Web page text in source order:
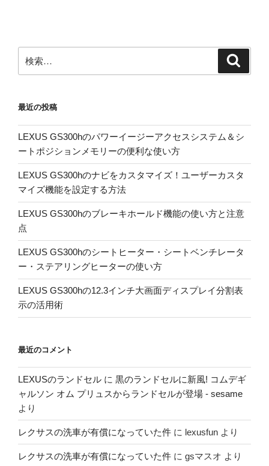
ン
索:
最近の投稿
LEXUS GS300hのパワーイージーアクセスシステム＆シ
ートポジションメモリーの便利な使い方
LEXUS GS300hのナビをカスタマイズ！ユーザーカスタ
マイズ機能を設定する方法
LEXUS GS300hのブレーキホールド機能の使い方と注意
点
LEXUS GS300hのシートヒーター・シートベンチレータ
ー・ステアリングヒーターの使い方
LEXUS GS300hの12.3インチ大画面ディスプレイ分割表
示の活用術
最近のコメント
LEXUSのランドセル に 黒のランドセルに新風! コムデギ
ャルソン オム プリュスからランドセルが登場 - sesame
より
レクサスの洗車が有償になっていた件 に lexusfun より
レクサスの洗車が有償になっていた件 に gsマスオ より